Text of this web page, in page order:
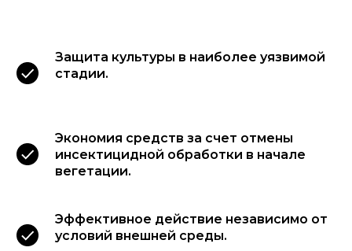
Защита культуры в наиболее уязвимой
стадии.
Экономия средств за счет отмены
инсектицидной обработки в начале
вегетации.
Эффективное действие независимо от
условий внешней среды.